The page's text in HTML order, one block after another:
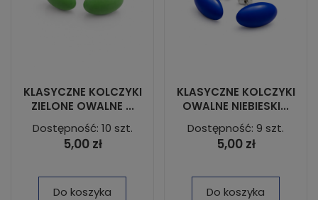
KLASYCZNE KOLCZYKI
ZIELONE OWALNE ...
Dostępność: 10 szt.
5,00 zł
Do koszyka
KLASYCZNE KOLCZYKI
OWALNE NIEBIESKI...
Dostępność: 9 szt.
5,00 zł
Do koszyka